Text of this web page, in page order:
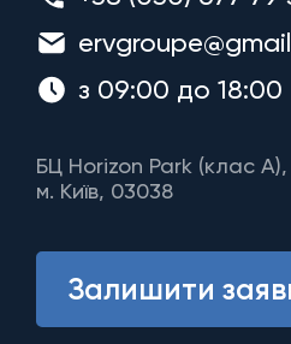
з 09:00 до 18:00
БЦ Horizon Park (клас
м. Київ, 03038
Залишити